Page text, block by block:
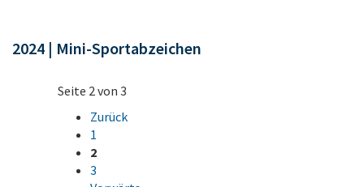
2024 | Mini-Sportabzeichen
Seite 2 von 3
Zurück
1
2
3